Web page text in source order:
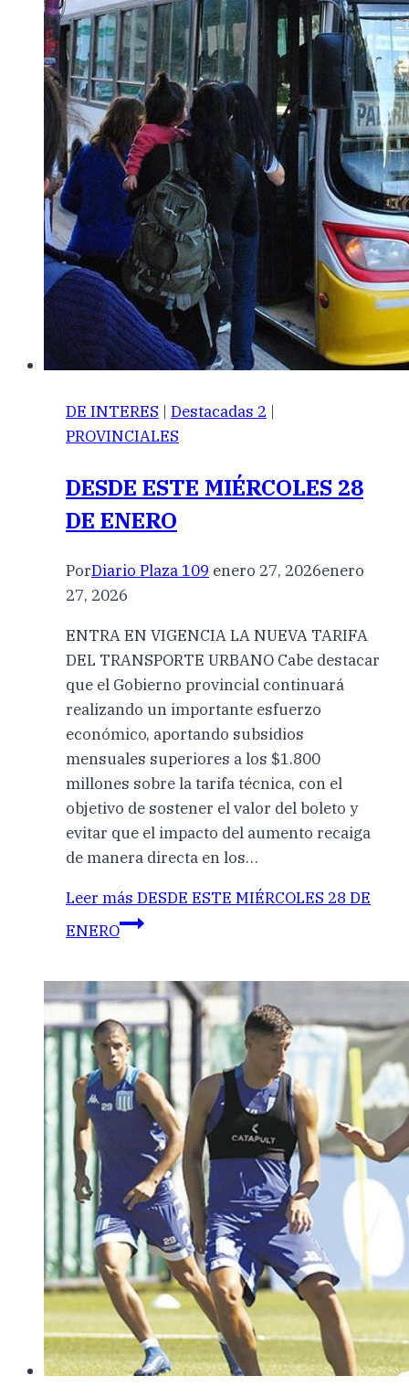
DE INTERES | Destacadas 2 |
PROVINCIALES
DESDE ESTE MIÉRCOLES 28
DE ENERO
PorDiario Plaza 109 enero 27, 2026enero
27, 2026
ENTRA EN VIGENCIA LA NUEVA TARIFA
DEL TRANSPORTE URBANO Cabe destacar
que el Gobierno provincial continuará
realizando un importante esfuerzo
económico, aportando subsidios
mensuales superiores a los $1.800
millones sobre la tarifa técnica, con el
objetivo de sostener el valor del boleto y
evitar que el impacto del aumento recaiga
de manera directa en los…
Leer más DESDE ESTE MIÉRCOLES 28 DE
ENERO